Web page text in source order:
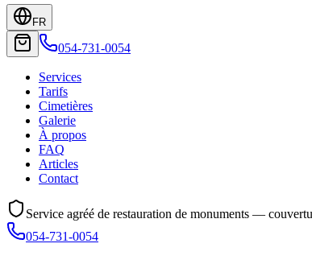
FR
054-731-0054
Services
Tarifs
Cimetières
Galerie
À propos
FAQ
Articles
Contact
Service agréé de restauration de monuments —
054-731-0054